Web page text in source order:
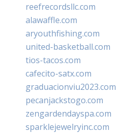
reefrecordsllc.com
alawaffle.com
aryouthfishing.com
united-basketball.com
tios-tacos.com
cafecito-satx.com
graduacionviu2023.com
pecanjackstogo.com
zengardendayspa.com
sparklejewelryinc.com